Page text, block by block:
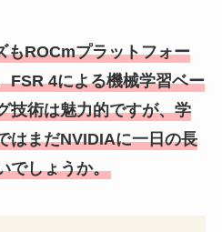
もROCmプラットフォー
FSR 4による機械学習ベー
技術は魅力的ですが、学
はまだNVIDIAに一日の長
でしょうか。